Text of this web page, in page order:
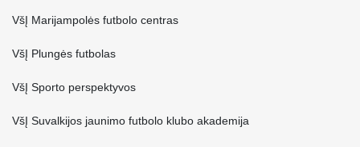
VšĮ Marijampolės futbolo centras
VšĮ Plungės futbolas
VšĮ Sporto perspektyvos
VšĮ Suvalkijos jaunimo futbolo klubo akademija